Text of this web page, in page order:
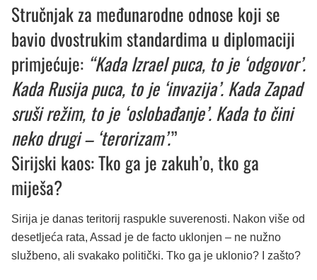
Stručnjak za međunarodne odnose koji se
bavio dvostrukim standardima u diplomaciji
primjećuje: “Kada Izrael puca, to je ‘odgovor’.
Kada Rusija puca, to je ‘invazija’. Kada Zapad
sruši režim, to je ‘oslobađanje’. Kada to čini
neko drugi – ‘terorizam’.”
Sirijski kaos: Tko ga je zakuh’o, tko ga
miješa?
Sirija je danas teritorij raspukle suverenosti. Nakon više od
desetljeća rata, Assad je de facto uklonjen – ne nužno
službeno, ali svakako politički. Tko ga je uklonio? I zašto?